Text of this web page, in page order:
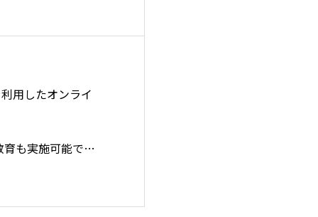
用したオンライ
す。
も実施可能で